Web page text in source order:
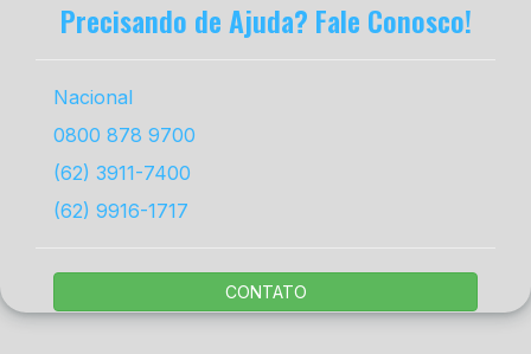
Precisando de Ajuda? Fale Conosco!
Nacional
0800 878 9700
(62) 3911-7400
(62) 9916-1717
CONTATO